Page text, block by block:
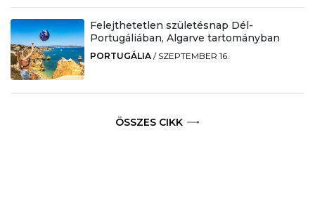
Felejthetetlen születésnap Dél-
Portugáliában, Algarve tartományban
PORTUGÁLIA / SZEPTEMBER 16.
ÖSSZES CIKK